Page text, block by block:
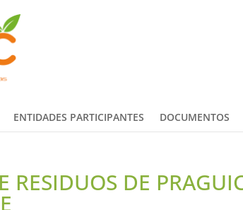
ENTIDADES PARTICIPANTES DOCUMENTOS
RESIDUOS DE